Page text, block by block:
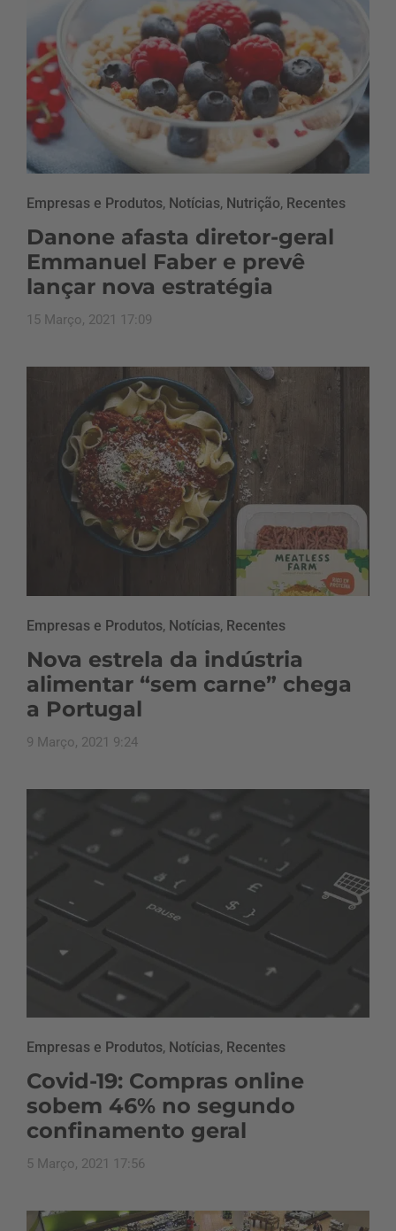
Empresas e Produtos, Notícias, Nutrição, Recentes
Danone afasta diretor-geral
Emmanuel Faber e prevê
lançar nova estratégia
15 Março, 2021 17:09
Empresas e Produtos, Notícias, Recentes
Nova estrela da indústria
alimentar “sem carne” chega
a Portugal
9 Março, 2021 9:24
Empresas e Produtos, Notícias, Recentes
Covid-19: Compras online
sobem 46% no segundo
confinamento geral
5 Março, 2021 17:56